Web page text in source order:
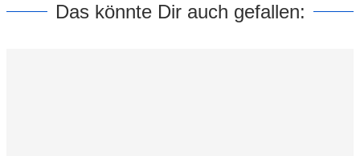
Das könnte Dir auch gefallen: